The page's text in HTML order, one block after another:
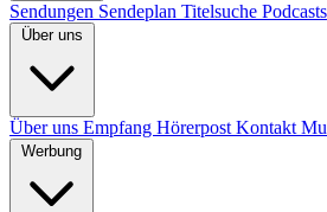
Sendungen Sendeplan Titelsuche Podcasts
Über uns
Über uns Empfang Hörerpost Kontakt
Werbung